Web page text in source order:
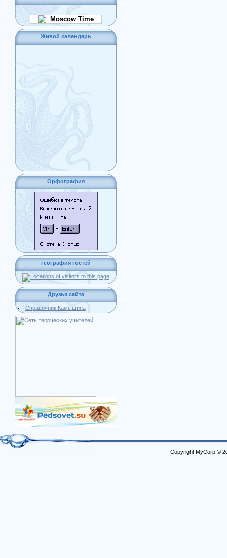
Moscow Time
Живой календарь
Орфография
география гостей
Друзья сайта
Справочник Камышина
Copyright MyCorp ©